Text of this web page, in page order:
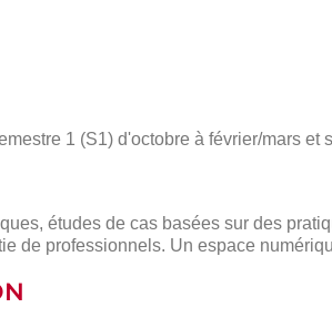
1 (S1) d'octobre à février/mars et
études de cas basées sur des
de professionnels. Un espace